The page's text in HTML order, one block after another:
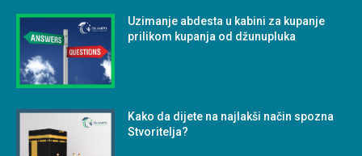
Uzimanje abdesta u kabini za kupanje
prilikom kupanja od džunupluka
Kako da dijete na najlakši način spozna
Stvoritelja?